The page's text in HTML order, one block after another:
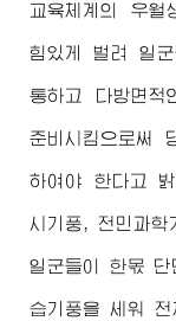
교육체계의 우
힘있게 벌려 일
통하고 다방면적
준비시킴으로써
하여야 한다고
시기풍, 전민과학
일군들이 한몫
습기풍을 세워